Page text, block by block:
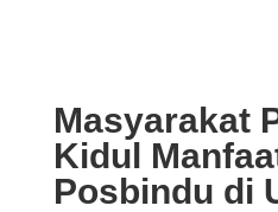
Masyarakat
Kidul
Posbindu di